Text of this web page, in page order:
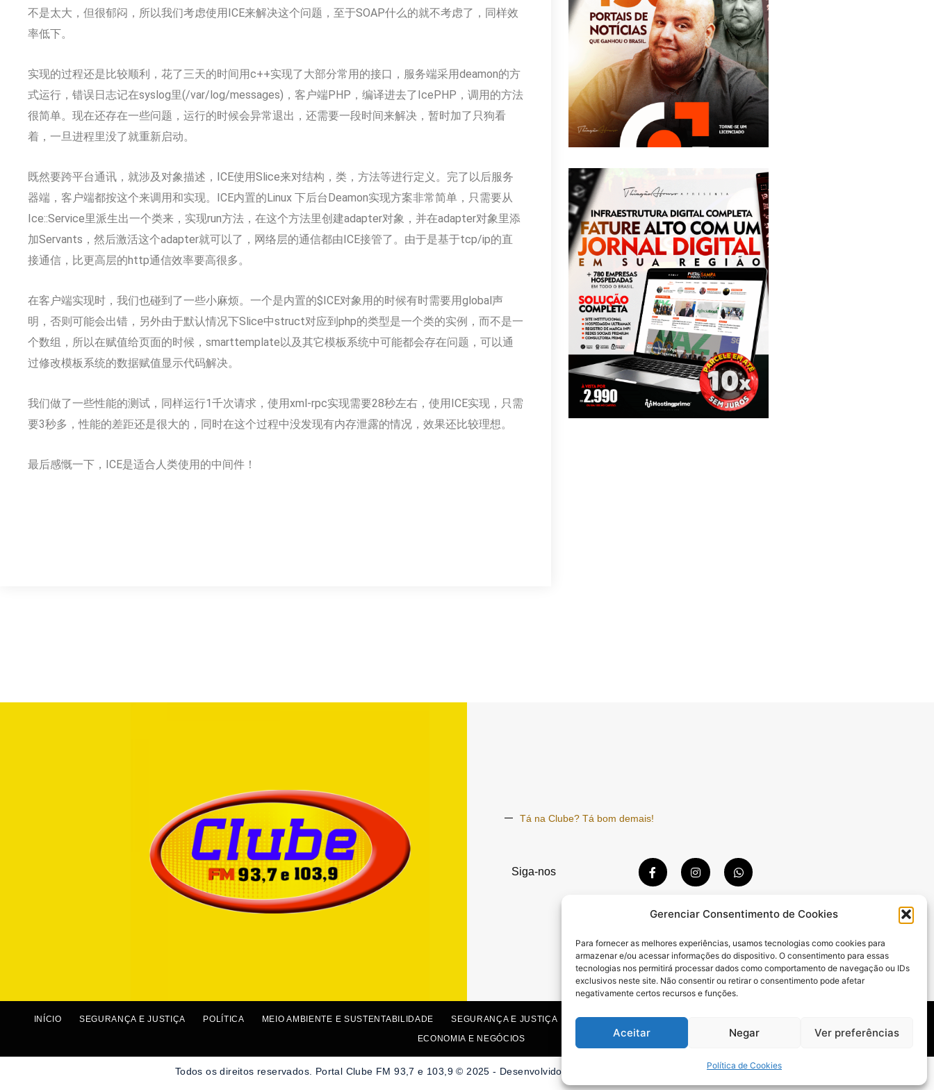
Gerenciar Consentimento de Cookies
Para fornecer as melhores experiências, usamos tecnologias como cookies para
armazenar e/ou acessar informações do dispositivo. O consentimento para essas
tecnologias nos permitirá processar dados como comportamento de navegação ou IDs
exclusivos neste site. Não consentir ou retirar o consentimento pode afetar
negativamente certos recursos e funções.
Aceitar Negar Ver preferências
Política de Cookies
不是太大，但很郁闷，所以我们考虑使用ICE来解决这个问题，至于SOAP什么的就不考虑了，同样效
率低下。
实现的过程还是比较顺利，花了三天的时间用c++实现了大部分常用的接口，服务端采用deamon的方
式运行，错误日志记在syslog里(/var/log/messages)，客户端PHP，编译进去了IcePHP，调用的方法
很简单。现在还存在一些问题，运行的时候会异常退出，还需要一段时间来解决，暂时加了只狗看
着，一旦进程里没了就重新启动。
既然要跨平台通讯，就涉及对象描述，ICE使用Slice来对结构，类，方法等进行定义。完了以后服务
器端，客户端都按这个来调用和实现。ICE内置的Linux 下后台Deamon实现方案非常简单，只需要从
Ice::Service里派生出一个类来，实现run方法，在这个方法里创建adapter对象，并在adapter对象里添
加Servants，然后激活这个adapter就可以了，网络层的通信都由ICE接管了。由于是基于tcp/ip的直
接通信，比更高层的http通信效率要高很多。
在客户端实现时，我们也碰到了一些小麻烦。一个是内置的$ICE对象用的时候有时需要用global声
明，否则可能会出错，另外由于默认情况下Slice中struct对应到php的类型是一个类的实例，而不是一
个数组，所以在赋值给页面的时候，smarttemplate以及其它模板系统中可能都会存在问题，可以通
过修改模板系统的数据赋值显示代码解决。
我们做了一些性能的测试，同样运行1千次请求，使用xml-rpc实现需要28秒左右，使用ICE实现，只需
要3秒多，性能的差距还是很大的，同时在这个过程中没发现有内存泄露的情况，效果还比较理想。
最后感慨一下，ICE是适合人类使用的中间件！
Tá na Clube? Tá bom demais!
Siga-nos
F
a
c
b
o
k
-
f
I
n
s
g
a
m
W
h
a
s
a
p
INÍCIO SEGURANÇA E JUSTIÇA POLÍTICA MEIO AMBIENTE E SUSTENTABILIDADE SEGURANÇA E JUSTIÇA SAÚDE E BEM-ESTAR CULTURA E ENTRETENIMENTO
ECONOMIA E NEGÓCIOS
Todos os direitos reservados. Portal Clube FM 93,7 e 103,9 © 2025 - Desenvolvido por Hosting Prime Brasil (11) 94792-0048